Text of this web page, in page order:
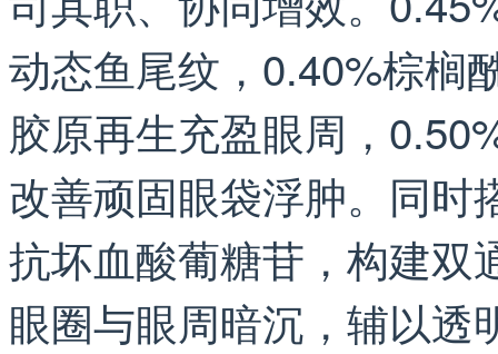
动态鱼尾纹，0.40%棕榈
胶原再生充盈眼周，
改善顽固眼袋浮肿。同时
抗坏血酸葡糖苷，构建双
眼圈与眼周暗沉，辅以透